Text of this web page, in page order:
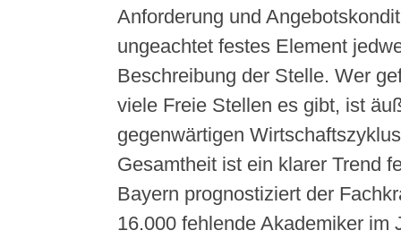
Anforderung und
ungeachtet festes Element
Beschreibung der Stelle. Wer
viele Freie Stellen es gibt, ist
gegenwärtigen
Gesamtheit ist ein klarer Trend
Bayern prognostiziert der
16.000 fehlende Akademiker im